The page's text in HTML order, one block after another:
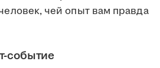
чей опыт вам правда
событие